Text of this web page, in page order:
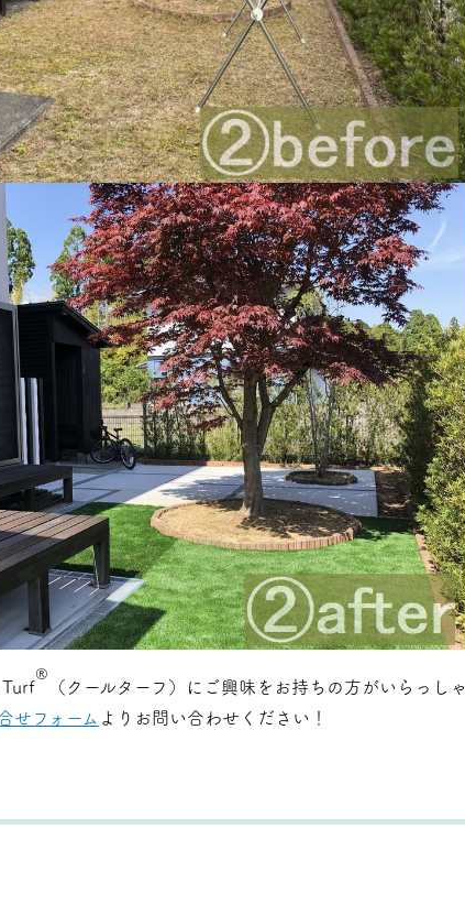
Turf
®
（クールターフ）にご興味をお持ちの方がいらっしゃ
せフォーム よりお問い合わせください！